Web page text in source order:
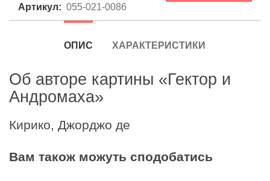
Артикул: 055-021-0086
ОПИС ХАРАКТЕРИСТИКИ
Об авторе картины «Гектор и
Андромаха»
Кирико, Джорджо де
Вам також можуть сподобатись